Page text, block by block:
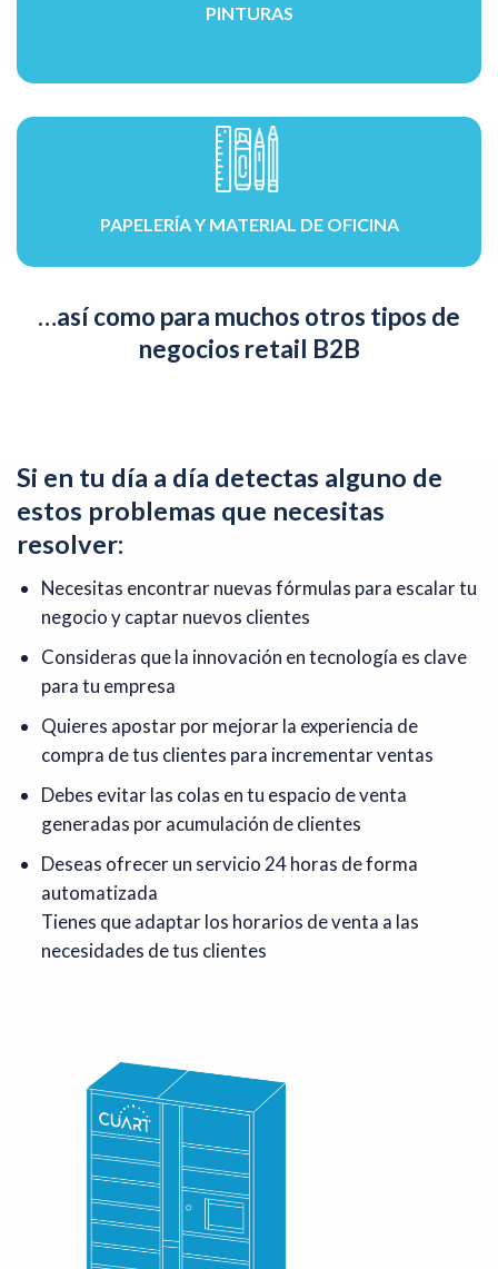
PINTURAS
PAPELERÍA Y MATERIAL DE OFICINA
…así como para muchos otros tipos de
negocios retail B2B
Si en tu día a día detectas alguno de
estos problemas que necesitas
resolver:
Necesitas encontrar nuevas fórmulas para escalar tu
negocio y captar nuevos clientes
Consideras que la innovación en tecnología es clave
para tu empresa
Quieres apostar por mejorar la experiencia de
compra de tus clientes para incrementar ventas
Debes evitar las colas en tu espacio de venta
generadas por acumulación de clientes
Deseas ofrecer un servicio 24 horas de forma
automatizada
Tienes que adaptar los horarios de venta a las
necesidades de tus clientes